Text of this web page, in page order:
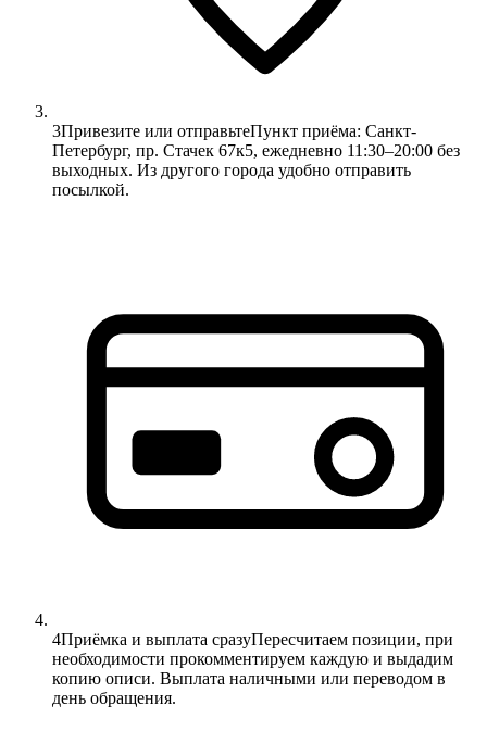
3Привезите или отправьтеПункт приёма: Санкт-
Петербург, пр. Стачек 67к5, ежедневно 11:30–20:00 без
выходных. Из другого города удобно отправить
посылкой.
4Приёмка и выплата сразуПересчитаем позиции, при
необходимости прокомментируем каждую и выдадим
копию описи. Выплата наличными или переводом в
день обращения.